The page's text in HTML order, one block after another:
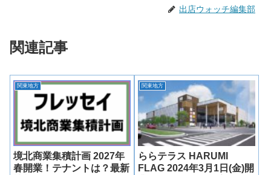
出店ウォッチ編集部
関連記事
関東地方
境北商業集積計画 2027年
春開業！テナントは？最新
関東地方
ららテラス HARUMI
FLAG 2024年3月1日(金)開